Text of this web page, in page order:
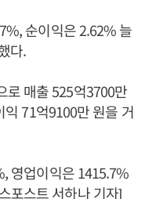
순이익은 2.62% 늘
다.
로 매출 525억3700만
71억9100만 원을 거
영업이익은 1415.7%
포스트 서하나 기자]